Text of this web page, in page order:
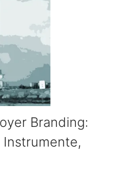
Branding:
Instrumente,